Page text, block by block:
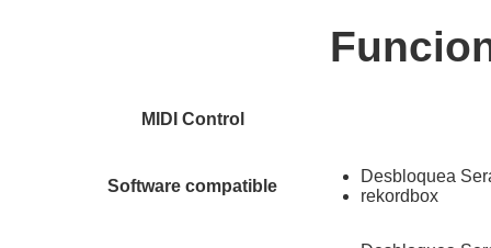
MIDI Control
Software compatible
Desbloquea
rekordbox